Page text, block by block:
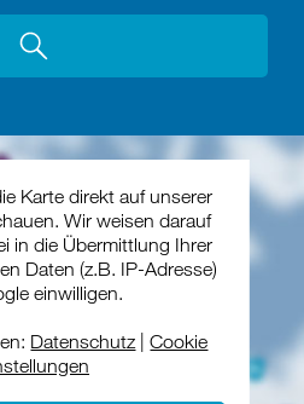
Karte direkt auf unserer
Wir weisen darauf
in die Übermittlung Ihrer
Daten (z.B. IP-Adresse)
einwilligen.
Datenschutz |Cookie